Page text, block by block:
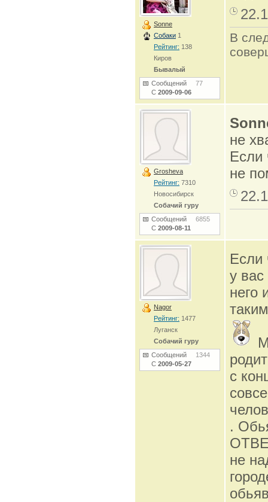
Sonne
Собаки 1
Рейтинг: 138
Киров
Бывалый
Сообщений 77
С 2009-09-06
В
Grosheva
Рейтинг: 7310
Новосибирск
Собачий гуру
Сообщений 6855
С 2009-08-11
не
Если
не
Nagor
Рейтинг: 1477
Луганск
Собачий гуру
Сообщений 1344
С 2009-05-27
Если
у
него
с
.
не